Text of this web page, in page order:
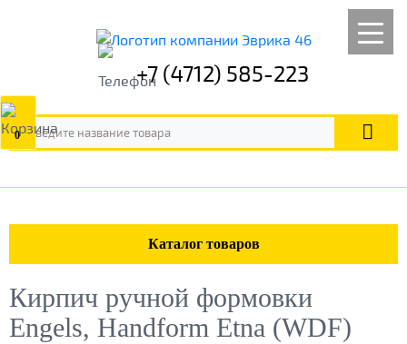
+7 (4712) 585-223
0
Каталог товаров
Кирпич ручной формовки
Engels, Handform Etna (WDF)